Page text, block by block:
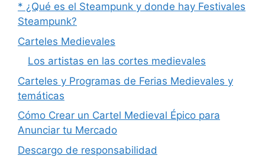
* ¿Qué es el Steampunk y donde hay Festivales
Steampunk?
Carteles Medievales
Los artistas en las cortes medievales
Carteles y Programas de Ferias Medievales y
temáticas
Cómo Crear un Cartel Medieval Épico para
Anunciar tu Mercado
Descargo de responsabilidad